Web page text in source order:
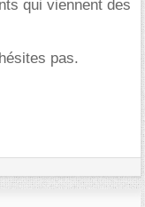
qui viennent des
pas.